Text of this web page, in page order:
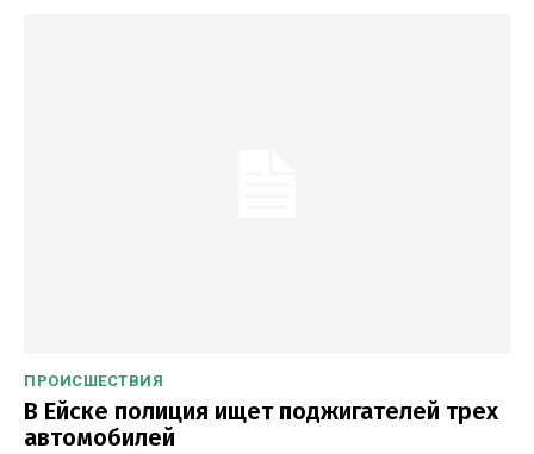
ПРОИСШЕСТВИЯ
В Ейске полиция ищет поджигателей трех
автомобилей